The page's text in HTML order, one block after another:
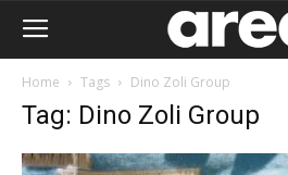
Home Tags Dino Zoli Group
Tag: Dino Zoli Group